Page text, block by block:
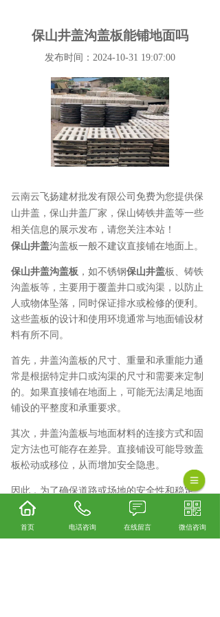
保山井盖沟盖板能铺地面吗
发布时间：2024-10-31 19:07:00
云南云飞扬建材批发有限公司免费为您提供保
山井盖 ，保山井盖厂家，保山铸铁井盖等一些
相关信息的展示发布，请您关注本站！
保山井盖沟盖板一般不建议直接铺在地面上 。
保山井盖沟盖板 ，如不锈钢保山井盖板、铸铁
沟盖板等，主要用于覆盖井口或沟渠，以防止
人或物体坠落，同时保证排水或检修的便利。
这些盖板的设计和使用环境通常与地面铺设材
料有所不同。
首先，井盖沟盖板的尺寸、重量和承重能力通
常是根据特定井口或沟渠的尺寸和需要来定制
的。如果直接铺在地面上，可能无法满足地面
铺设的平整度和承重要求。
其次，井盖沟盖板与地面材料的连接方式和固
定方法也可能存在差异。直接铺设可能导致盖
板松动或移位，从而增加安全隐患。
因此，为了确保道路或场地的安全性和稳定
性，建议选择适合地面铺设的专用材料，并按
照相关规范进行施工。
保山井盖哪家实惠？保山井盖厂家哪家好？保
首页 电话咨询 在线留言 微信咨询